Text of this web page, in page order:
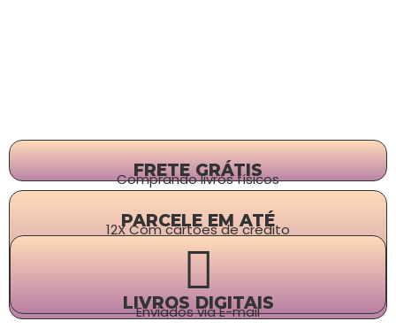
FRETE GRÁTIS
Comprando livros físicos
PARCELE EM ATÉ
12X Com cartões de crédito
LIVROS DIGITAIS
Enviados via E-mail